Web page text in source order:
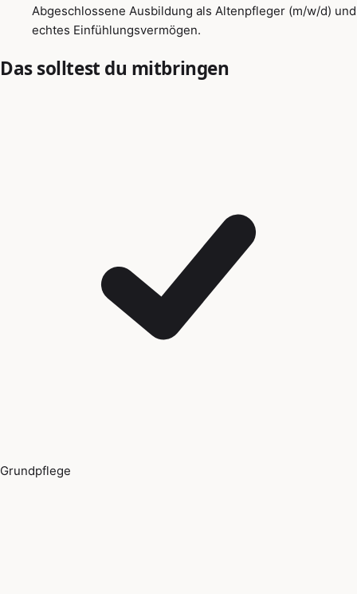
Abgeschlossene Ausbildung als Altenpfleger (m/w/d) und
echtes Einfühlungsvermögen.
Das solltest du mitbringen
Grundpflege